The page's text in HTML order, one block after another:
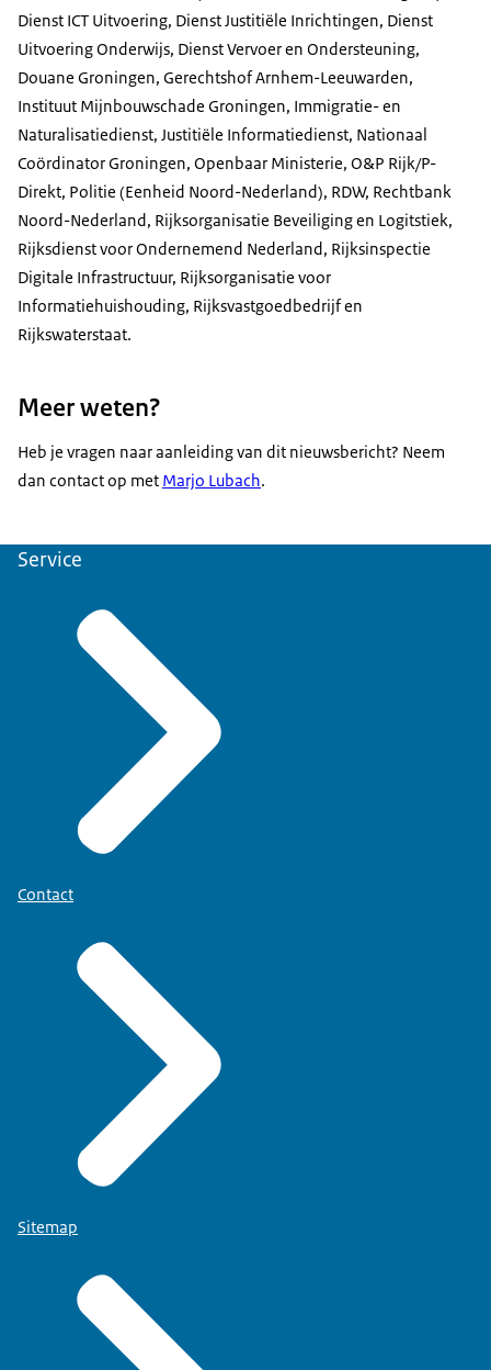
Dienst ICT Uitvoering, Dienst Justitiële Inrichtingen, Dienst
Uitvoering Onderwijs, Dienst Vervoer en Ondersteuning,
Douane Groningen, Gerechtshof Arnhem-Leeuwarden,
Instituut Mijnbouwschade Groningen, Immigratie- en
Naturalisatiedienst, Justitiële Informatiedienst, Nationaal
Coördinator Groningen, Openbaar Ministerie, O&P Rijk/P-
Direkt, Politie (Eenheid Noord-Nederland), RDW, Rechtbank
Noord-Nederland, Rijksorganisatie Beveiliging en Logitstiek,
Rijksdienst voor Ondernemend Nederland, Rijksinspectie
Digitale Infrastructuur, Rijksorganisatie voor
Informatiehuishouding, Rijksvastgoedbedrijf en
Rijkswaterstaat.
Meer weten?
Heb je vragen naar aanleiding van dit nieuwsbericht? Neem
dan contact op met Marjo Lubach.
Service
Contact
Sitemap